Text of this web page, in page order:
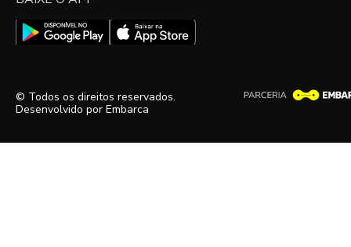
© Todos os direitos reservados.
Desenvolvido por Embarca